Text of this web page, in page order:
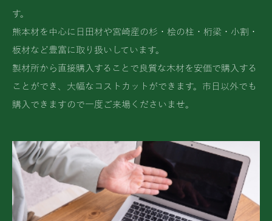
す。
熊本材を中心に日田材や宮崎産の杉・桧の柱・桁梁・小割・
板材など豊富に取り扱いしています。
製材所から直接購入することで良質な木材を安価で購入する
ことができ、大幅なコストカットができます。市日以外でも
購入できますので一度ご来場くださいませ。